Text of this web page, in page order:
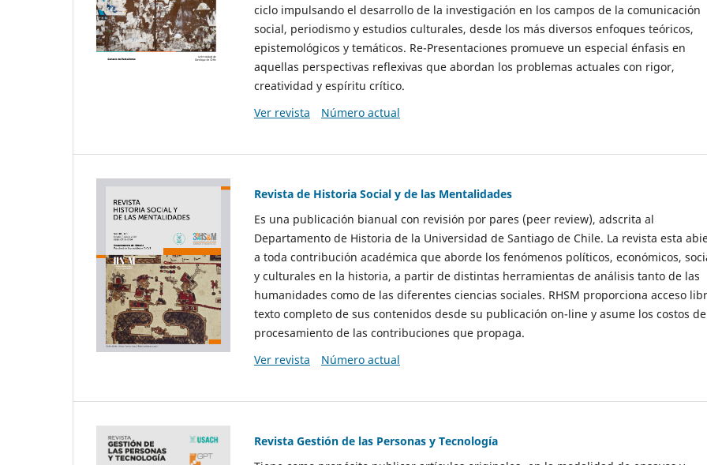
ciclo impulsando el desarrollo de la investigación en los campos de la comunicación
social, periodismo y estudios culturales, desde los más diversos enfoques teóricos,
epistemológicos y temáticos. Re-Presentaciones promueve un especial énfasis en
aquellas perspectivas reflexivas que abordan los problemas actuales con rigor,
creatividad y espíritu crítico.
Ver revista
Número actual
Revista de Historia Social y de las Mentalidades
Es una publicación bianual con revisión por pares (peer review), adscrita al
Departamento de Historia de la Universidad de Santiago de Chile. La revista esta
a toda contribución académica que aborde los fenómenos políticos, económicos,
y culturales en la historia, a partir de distintas herramientas de análisis tanto de las
humanidades como de las diferentes ciencias sociales. RHSM proporciona acceso
texto completo de sus contenidos desde su publicación on-line y asume los costos de
procesamiento de las contribuciones que propaga.
Ver revista
Número actual
Revista Gestión de las Personas y Tecnología